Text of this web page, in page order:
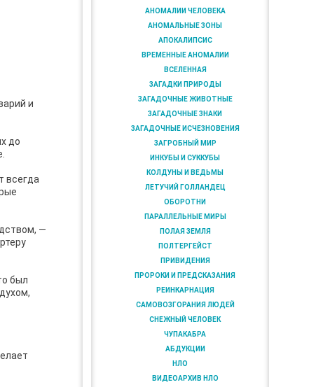
и
до
всегда
—
был
АНОМАЛИИ ЧЕЛОВЕКА
АНОМАЛЬНЫЕ ЗОНЫ
АПОКАЛИПСИС
ВРЕМЕННЫЕ АНОМАЛИИ
ВСЕЛЕННАЯ
ЗАГАДКИ ПРИРОДЫ
ЗАГАДОЧНЫЕ ЖИВОТНЫЕ
ЗАГАДОЧНЫЕ ЗНАКИ
ЗАГАДОЧНЫЕ ИСЧЕЗНОВЕНИЯ
ЗАГРОБНЫЙ МИР
ИНКУБЫ И СУККУБЫ
КОЛДУНЫ И ВЕДЬМЫ
ЛЕТУЧИЙ ГОЛЛАНДЕЦ
ОБОРОТНИ
ПАРАЛЛЕЛЬНЫЕ МИРЫ
ПОЛАЯ ЗЕМЛЯ
ПОЛТЕРГЕЙСТ
ПРИВИДЕНИЯ
ПРОРОКИ И ПРЕДСКАЗАНИЯ
РЕИНКАРНАЦИЯ
САМОВОЗГОРАНИЯ ЛЮДЕЙ
СНЕЖНЫЙ ЧЕЛОВЕК
ЧУПАКАБРА
АБДУКЦИИ
НЛО
ВИДЕОАРХИВ НЛО